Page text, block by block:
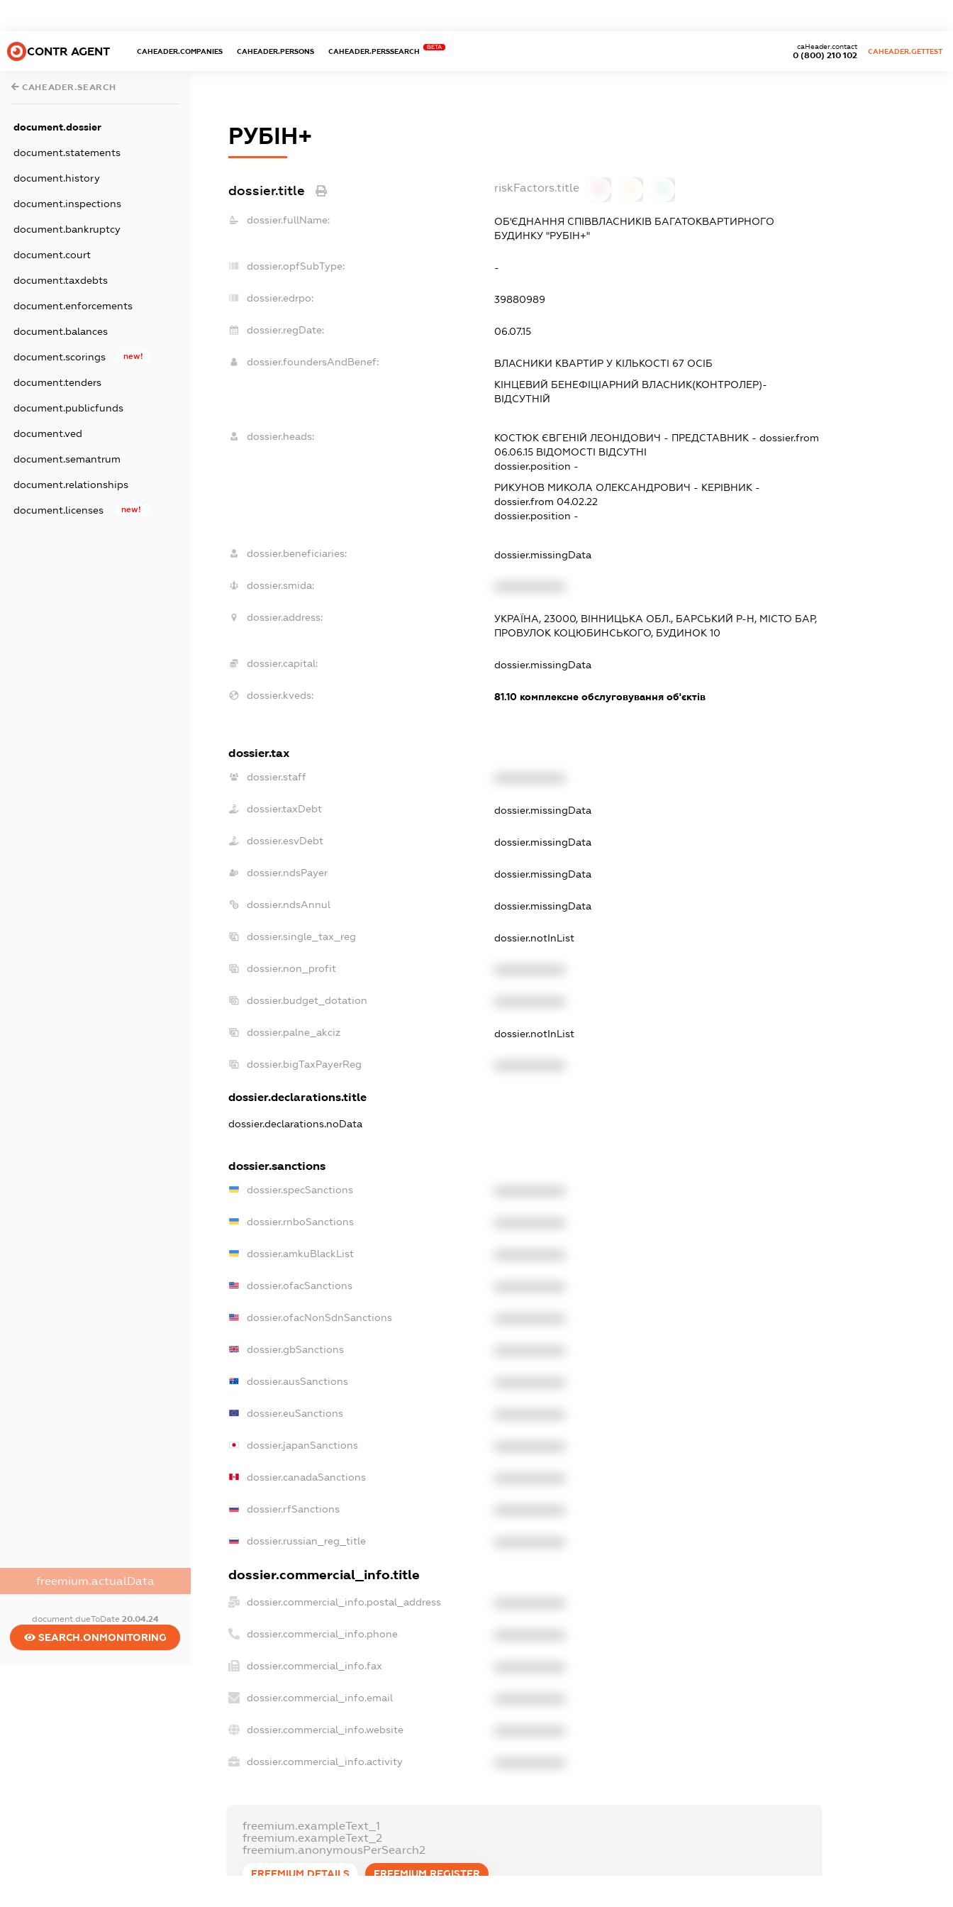
CONTR AGENT CAHEADER.COMPANIES CAHEADER.PERSONS CAHEADER.PERSSEARCH
BETA
0 (800) 210 102
caHeader.contact
CAHEADER.GETTEST
CAHEADER.SEARCH
document.dossier
document.statements
document.history
document.inspections
document.bankruptcy
document.court
document.taxdebts
document.enforcements
document.balances
document.scorings new!
document.tenders
document.publicfunds
document.ved
document.semantrum
document.relationships
document.licenses new!
freemium.actualData
document.dueToDate 20.04.24
SEARCH.ONMONITORING
РУБІН+
dossier.title riskFactors.title
dossier.fullName:
ОБ'ЄДНАННЯ СПІВВЛАСНИКІВ БАГАТОКВАРТИРНОГО
БУДИНКУ "РУБІН+"
dossier.opfSubType: -
dossier.edrpo: 39880989
dossier.regDate: 06.07.15
dossier.foundersAndBenef:
ВЛАСНИКИ КВАРТИР У КІЛЬКОСТІ 67 ОСІБ
КІНЦЕВИЙ БЕНЕФІЦІАРНИЙ ВЛАСНИК(КОНТРОЛЕР)-
ВІДСУТНІЙ
dossier.heads: КОСТЮК ЄВГЕНІЙ ЛЕОНІДОВИЧ - ПРЕДСТАВНИК - dossier.from
06.06.15 ВІДОМОСТІ ВІДСУТНІ
dossier.position -
РИКУНОВ МИКОЛА ОЛЕКСАНДРОВИЧ - КЕРІВНИК -
dossier.from 04.02.22
dossier.position -
dossier.beneficiaries: dossier.missingData
dossier.smida:
dossier.address:
УКРАЇНА, 23000, ВІННИЦЬКА ОБЛ., БАРСЬКИЙ Р-Н, МІСТО БАР,
ПРОВУЛОК КОЦЮБИНСЬКОГО, БУДИНОК 10
dossier.capital: dossier.missingData
dossier.kveds: 81.10 комплексне обслуговування об'єктів
dossier.tax
dossier.staff
dossier.taxDebt dossier.missingData
dossier.esvDebt dossier.missingData
dossier.ndsPayer dossier.missingData
dossier.ndsAnnul dossier.missingData
dossier.single_tax_reg dossier.notInList
dossier.non_profit
dossier.budget_dotation
dossier.palne_akciz dossier.notInList
dossier.bigTaxPayerReg
dossier.declarations.title
dossier.declarations.noData
dossier.sanctions
dossier.specSanctions
dossier.rnboSanctions
dossier.amkuBlackList
dossier.ofacSanctions
dossier.ofacNonSdnSanctions
dossier.gbSanctions
dossier.ausSanctions
dossier.euSanctions
dossier.japanSanctions
dossier.canadaSanctions
dossier.rfSanctions
dossier.russian_reg_title
dossier.commercial_info.title
dossier.commercial_info.postal_address
dossier.commercial_info.phone
dossier.commercial_info.fax
dossier.commercial_info.email
dossier.commercial_info.website
dossier.commercial_info.activity
freemium.exampleText_1
freemium.exampleText_2
freemium.anonymousPerSearch2
FREEMIUM.DETAILS FREEMIUM.REGISTER